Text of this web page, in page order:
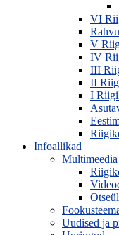
VI
V
IV
III
II
I
Infoallikad
Multimeedia
Uudised ja